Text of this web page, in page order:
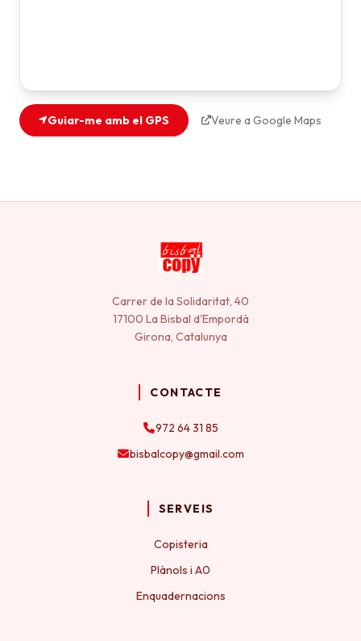
Guiar-me amb el GPS Veure a Google Maps
Carrer de la Solidaritat, 40
17100 La Bisbal d'Empordà
Girona, Catalunya
CONTACTE
972 64 31 85
bisbalcopy@gmail.com
SERVEIS
Copisteria
Plànols i A0
Enquadernacions